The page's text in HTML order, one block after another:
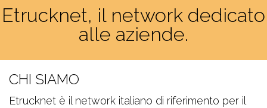
Etrucknet, il network dedicato
alle aziende.
CHI SIAMO
Etrucknet è il network italiano di riferimento per il